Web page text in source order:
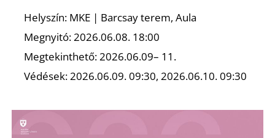
Helyszín: MKE | Barcsay terem, Aula
Megnyitó: 2026.06.08. 18:00
Megtekinthető: 2026.06.09– 11.
Védések: 2026.06.09. 09:30, 2026.06.10. 09:30